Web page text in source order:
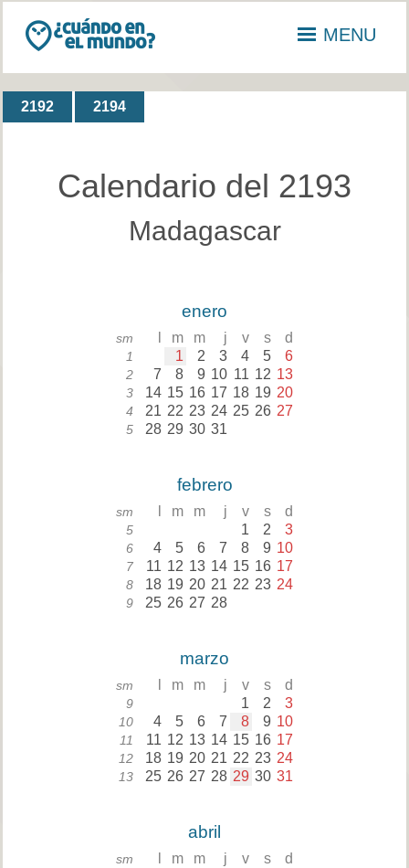
MENU
2192 2194
Calendario del 2193
Madagascar
enero
sm m m j v s d
1 1 2 3 4 5 6
2 7 8 9 10 11 12 13
3 14 15 16 17 18 19 20
4 21 22 23 24 25 26 27
5 28 29 30 31
febrero
sm m m j v s d
5 1 2 3
6 4 5 6 7 8 9 10
7 11 12 13 14 15 16 17
8 18 19 20 21 22 23 24
9 25 26 27 28
marzo
sm m m j v s d
9 1 2 3
10 4 5 6 7 8 9 10
11 11 12 13 14 15 16 17
12 18 19 20 21 22 23 24
13 25 26 27 28 29 30 31
abril
sm m m j v s d